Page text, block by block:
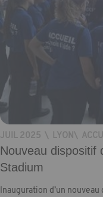
JUIL 2025 \ LYON\
Nouveau dispositif
Stadium
Inauguration d’un